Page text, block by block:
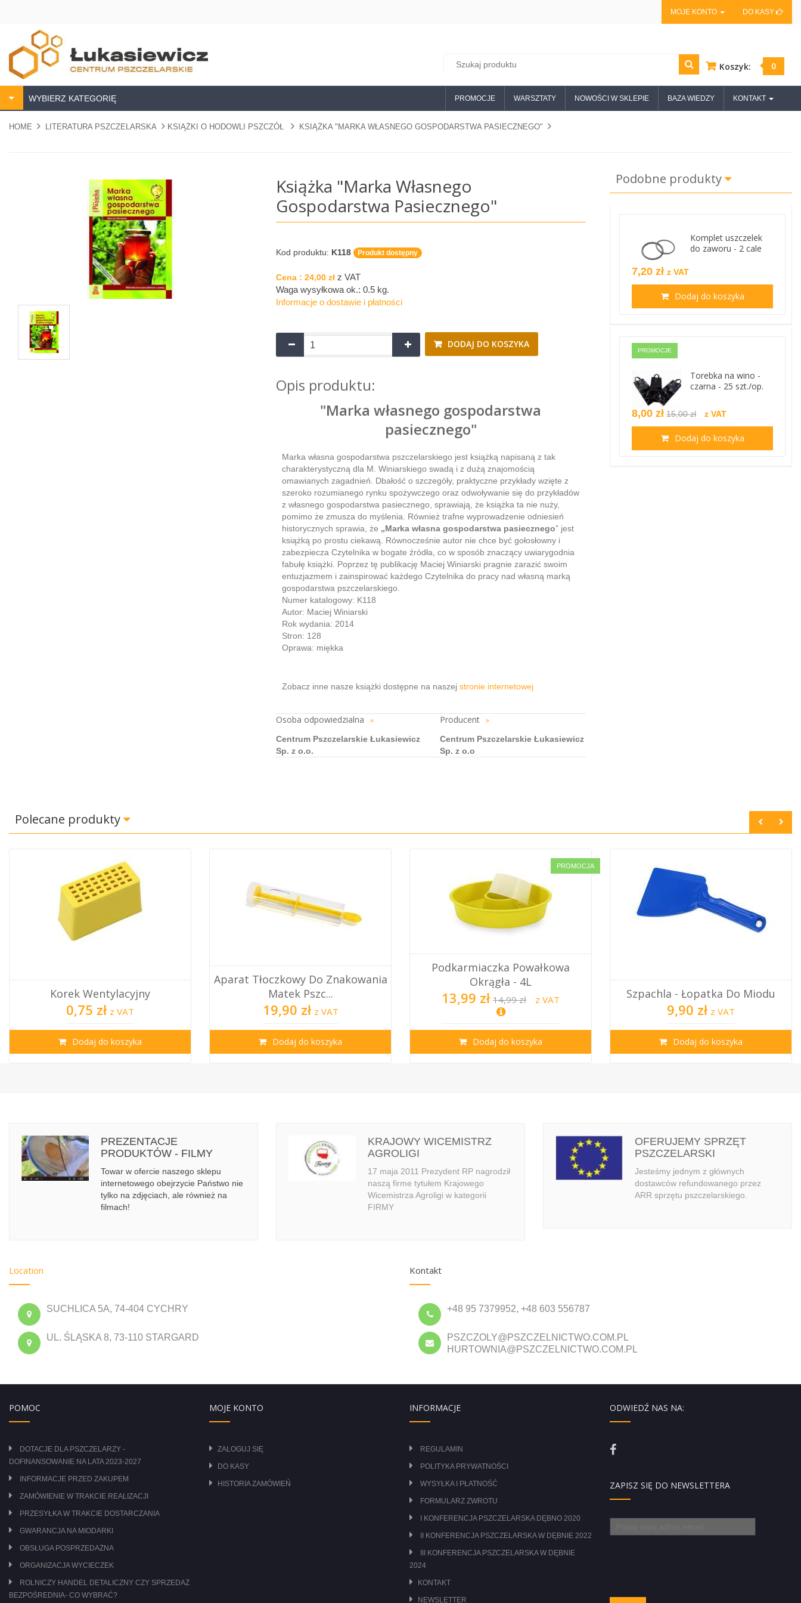
MOJE KONTO DO KASY
Koszyk: 0
PROMOCJE WARSZTATY NOWOŚCI W SKLEPIE BAZA WIEDZY KONTAKT
WYBIERZ KATEGORIĘ
HOME LITERATURA PSZCZELARSKA KSIĄŻKI O HODOWLI PSZCZÓŁ KSIĄŻKA "MARKA WŁASNEGO GOSPODARSTWA PASIECZNEGO"
Książka "Marka Własnego
Gospodarstwa Pasiecznego"
Kod produktu: K118 Produkt dostępny
Cena : 24,00 zł z VAT
Waga wysyłkowa ok.: 0.5 kg.
Informacje o dostawie i płatności
DODAJ DO KOSZYKA
Opis produktu:
"Marka własnego gospodarstwa
pasiecznego"
Marka własna gospodarstwa pszczelarskiego jest książką napisaną z tak
charakterystyczną dla M. Winiarskiego swadą i z dużą znajomością
omawianych zagadnień. Dbałość o szczegóły, praktyczne przykłady wzięte z
szeroko rozumianego rynku spożywczego oraz odwoływanie się do przykładów
z własnego gospodarstwa pasiecznego, sprawiają, że książka ta nie nuży,
pomimo że zmusza do myślenia. Również trafne wyprowadzenie odniesień
historycznych sprawia, że „Marka własna gospodarstwa pasiecznego” jest
książką po prostu ciekawą. Równocześnie autor nie chce być gołosłowny i
zabezpiecza Czytelnika w bogate źródła, co w sposób znaczący uwiarygodnia
fabułę książki. Poprzez tę publikację Maciej Winiarski pragnie zarazić swoim
entuzjazmem i zainspirować każdego Czytelnika do pracy nad własną marką
gospodarstwa pszczelarskiego.
Numer katalogowy: K118
Autor: Maciej Winiarski
Rok wydania: 2014
Stron: 128
Oprawa: miękka
Zobacz inne nasze książki dostępne na naszej stronie internetowej
Osoba odpowiedzialna »
Centrum Pszczelarskie Łukasiewicz
Sp. z o.o.
Producent »
Centrum Pszczelarskie Łukasiewicz
Sp. z o.o
Podobne produkty
Komplet uszczelek
do zaworu - 2 cale
7,20 zł z VAT
Dodaj do koszyka
PROMOCJE
Torebka na wino -
czarna - 25 szt./op.
8,00 zł 15,00 zł z VAT
Dodaj do koszyka
Polecane produkty
Korek Wentylacyjny
0,75 zł z VAT
Dodaj do koszyka
Aparat Tłoczkowy Do Znakowania
Matek Pszc...
19,90 zł z VAT
Dodaj do koszyka
PROMOCJA
Podkarmiaczka Powałkowa
Okrągła - 4L
13,99 zł 14,99 zł z VAT
Dodaj do koszyka
Szpachla - Łopatka Do Miodu
9,90 zł z VAT
Dodaj do koszyka
PREZENTACJE
PRODUKTÓW - FILMY
Towar w ofercie naszego sklepu
internetowego obejrzycie Państwo nie
tylko na zdjęciach, ale również na
filmach!
KRAJOWY WICEMISTRZ
AGROLIGI
17 maja 2011 Prezydent RP nagrodził
naszą firme tytułem Krajowego
Wicemistrza Agroligi w kategorii
FIRMY
OFERUJEMY SPRZĘT
PSZCZELARSKI
Jesteśmy jednym z głównych
dostawców refundowanego przez
ARR sprzętu pszczelarskiego.
Location
SUCHLICA 5A, 74-404 CYCHRY
UL. ŚLĄSKA 8, 73-110 STARGARD
Kontakt
+48 95 7379952, +48 603 556787
PSZCZOLY@PSZCZELNICTWO.COM.PL
HURTOWNIA@PSZCZELNICTWO.COM.PL
POMOC
DOTACJE DLA PSZCZELARZY -
DOFINANSOWANIE NA LATA 2023-2027
INFORMACJE PRZED ZAKUPEM
ZAMÓWIENIE W TRAKCIE REALIZACJI
PRZESYŁKA W TRAKCIE DOSTARCZANIA
GWARANCJA NA MIODARKI
OBSŁUGA POSPRZEDAŻNA
ORGANIZACJA WYCIECZEK
ROLNICZY HANDEL DETALICZNY CZY SPRZEDAŻ
BEZPOŚREDNIA- CO WYBRAĆ?
MOJE KONTO
ZALOGUJ SIĘ
DO KASY
HISTORIA ZAMÓWIEŃ
INFORMACJE
REGULAMIN
POLITYKA PRYWATNOŚCI
WYSYŁKA I PŁATNOŚĆ
FORMULARZ ZWROTU
I KONFERENCJA PSZCZELARSKA DĘBNO 2020
II KONFERENCJA PSZCZELARSKA W DĘBNIE 2022
III KONFERENCJA PSZCZELARSKA W DĘBNIE
2024
KONTAKT
NEWSLETTER
ODWIEDŹ NAS NA:
ZAPISZ SIĘ DO NEWSLETTERA